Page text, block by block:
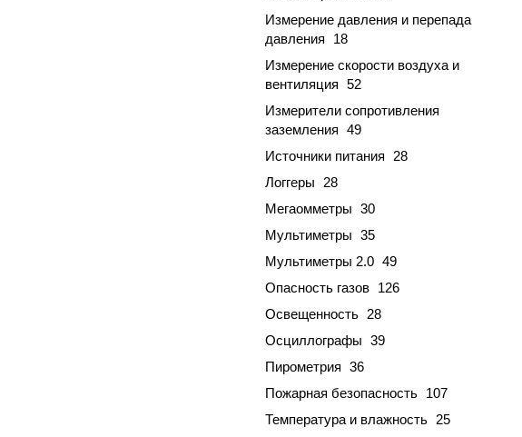
Измерение давления и перепада
давления
18
Измерение скорости воздуха и
вентиляция 52
Измерители сопротивления
заземления 49
Источники питания
28
Логгеры
28
Мегаомметры 30
Мультиметры 35
Мультиметры 2.0 49
Опасность газов 126
Освещенность 28
Осциллографы 39
Пирометрия 36
Пожарная безопасность 107
Температура и влажность 25